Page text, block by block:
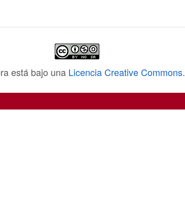
está bajo una Licencia Creative Commons.